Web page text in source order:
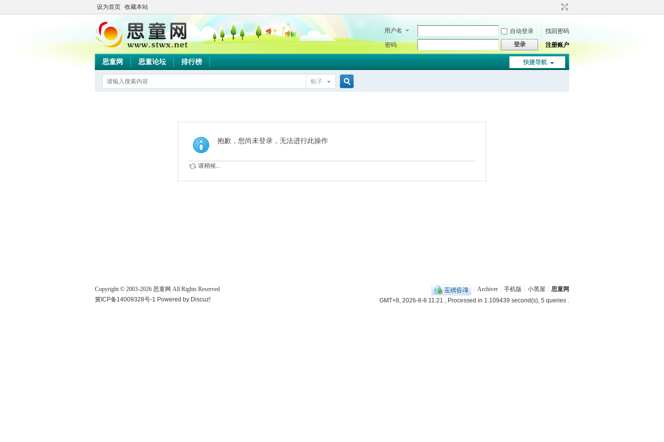
设为首页 收藏本站
用户名 自动登录
找回密码
密码
登录 注册账户
快捷导航
思童网 思童论坛 排行榜
帖子
抱歉，您尚未登录，无法进行此操作
请稍候...
Archiver 手机版 小黑屋
思童网
GMT+8, 2026-8-8 11:21 , Processed in 1.109439 second(s), 5 queries .
Copyright © 2003-2026 思童网 All Rights Reserved
冀ICP备14009328号-1 Powered by Discuz!